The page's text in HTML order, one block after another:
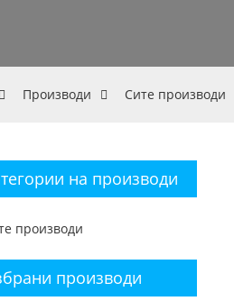
Производи Сите производи
на производи
производи
производи